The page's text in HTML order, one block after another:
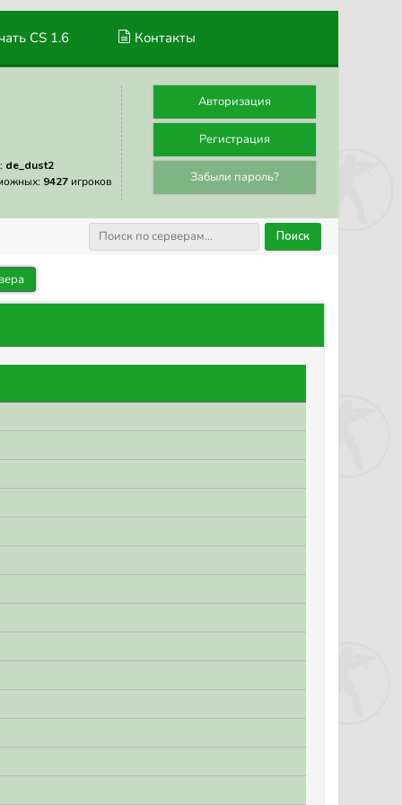
CS 1.6 Контакты
de_dust2
9427 игроков
Авторизация
Регистрация
Забыли пароль?
Поиск